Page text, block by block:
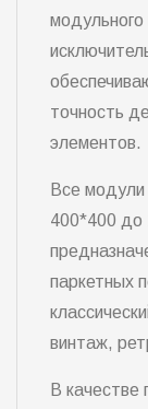
точность
элементов.
Все
400*400 до
паркетных
винтаж,
В качестве